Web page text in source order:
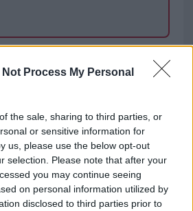
Not Process My Personal
the sale, sharing to third parties, or
or sensitive information for
us, please use the below opt-out
selection. Please note that after your
you may continue seeing
on personal information utilized by
disclosed to third parties prior to
video e le tue foto
al numero +39
356 7512